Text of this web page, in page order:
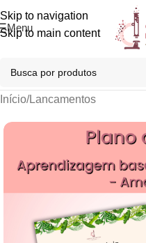
Skip to navigation
Skip to main content
Menu
Início/Lancamentos